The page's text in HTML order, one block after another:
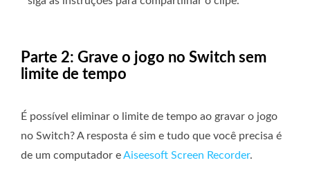
Parte 2: Grave o jogo no Switch sem
limite de tempo
É possível eliminar o limite de tempo ao gravar o jogo
no Switch? A resposta é sim e tudo que você precisa é
de um computador eAiseesoft Screen Recorder.